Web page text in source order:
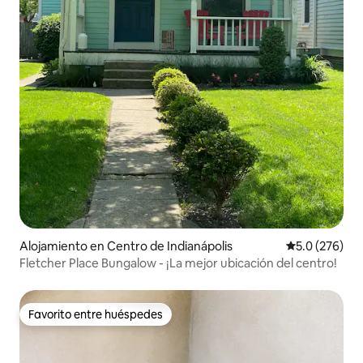
Alojamiento en Centro de Indianápolis Calificación
5.0 (276)
Fletcher Place Bungalow - ¡La mejor ubicación del centro!
Favorito entre huéspedes
Favorito entre huéspedes